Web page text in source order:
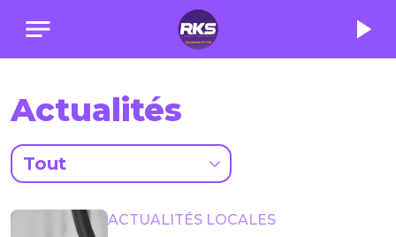
notes play_arrow
Actualités
Tout
ACTUALITÉS LOCALES